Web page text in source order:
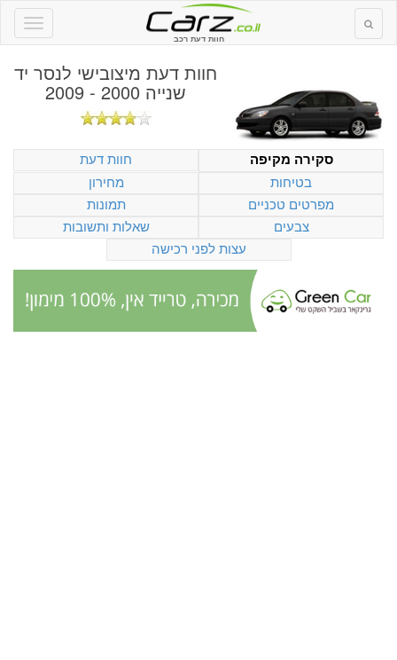
חוות דעת רכב
חוות דעת מיצובישי לנסר יד
שנייה 2000 - 2009
סקירה מקיפה
חוות דעת
בטיחות
מחירון
מפרטים טכניים
תמונות
צבעים
שאלות ותשובות
עצות לפני רכישה